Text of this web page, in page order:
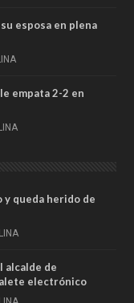
esposa en plena
empata 2-2 en
queda herido de
alcalde de
electrónico